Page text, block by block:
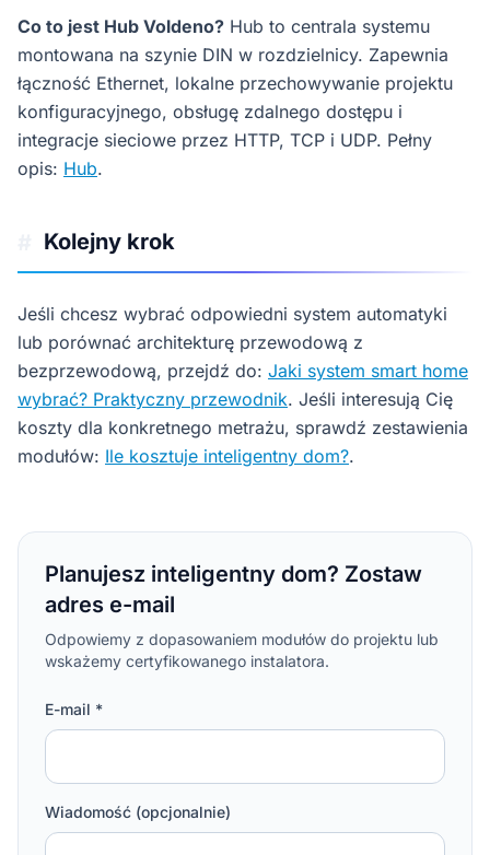
Co to jest Hub Voldeno? Hub to centrala systemu
montowana na szynie DIN w rozdzielnicy. Zapewnia
łączność Ethernet, lokalne przechowywanie projektu
konfiguracyjnego, obsługę zdalnego dostępu i
integracje sieciowe przez HTTP, TCP i UDP. Pełny
opis: Hub.
Kolejny krok
Jeśli chcesz wybrać odpowiedni system automatyki
lub porównać architekturę przewodową z
bezprzewodową, przejdź do: Jaki system smart home
wybrać? Praktyczny przewodnik. Jeśli interesują Cię
koszty dla konkretnego metrażu, sprawdź zestawienia
modułów: Ile kosztuje inteligentny dom?.
Planujesz inteligentny dom? Zostaw
adres e-mail
Odpowiemy z dopasowaniem modułów do projektu lub
wskażemy certyfikowanego instalatora.
E-mail *
Wiadomość (opcjonalnie)